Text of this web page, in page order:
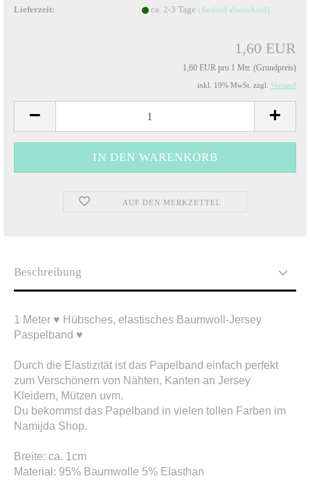
Lieferzeit:
ca. 2-3 Tage (Ausland abweichend)
1,60 EUR
1,60 EUR pro 1 Mtr. (Grundpreis)
inkl. 19% MwSt. zzgl. Versand
AUF DEN MERKZETTEL
Beschreibung
1 Meter ♥ Hübsches, elastisches Baumwoll-Jersey
Paspelband ♥
Durch die Elastizität ist das Papelband einfach perfekt
zum Verschönern von Nähten, Kanten an Jersey
Kleidern, Mützen uvm.
Du bekommst das Papelband in vielen tollen Farben im
Namijda Shop.
Breite: ca. 1cm
Material: 95% Baumwolle 5% Elasthan